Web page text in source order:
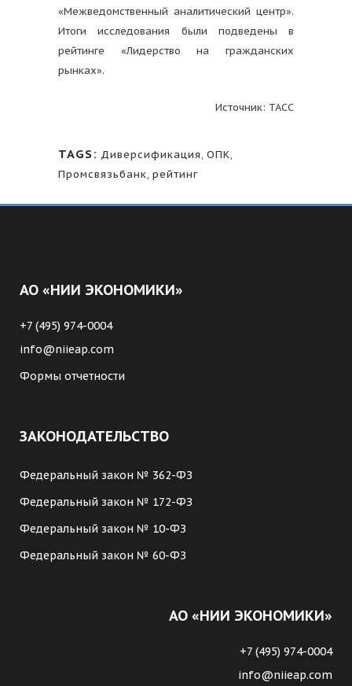
«Межведомственный аналитический центр».
Итоги исследования были подведены в
рейтинге «Лидерство на гражданских
рынках».
Источник: ТАСС
TAGS: Диверсификация, ОПК,
Промсвязьбанк, рейтинг
АО «НИИ ЭКОНОМИКИ»
+7 (495) 974-0004
info@niieap.com
Формы отчетности
ЗАКОНОДАТЕЛЬСТВО
Федеральный закон № 362-ФЗ
Федеральный закон № 172-ФЗ
Федеральный закон № 10-ФЗ
Федеральный закон № 60-ФЗ
АО «НИИ ЭКОНОМИКИ»
+7 (495) 974-0004
info@niieap.com